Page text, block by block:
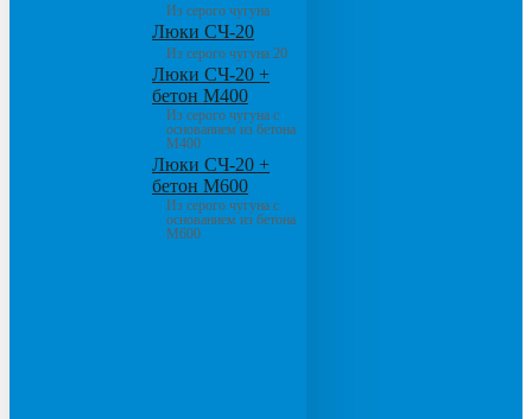
Из серого чугуна
Люки СЧ-20
Из серого чугуна 20
Люки СЧ-20 +
бетон М400
Из серого чугуна с
основанием из бетона
М400
Люки СЧ-20 +
бетон М600
Из серого чугуна с
основанием из бетона
М600